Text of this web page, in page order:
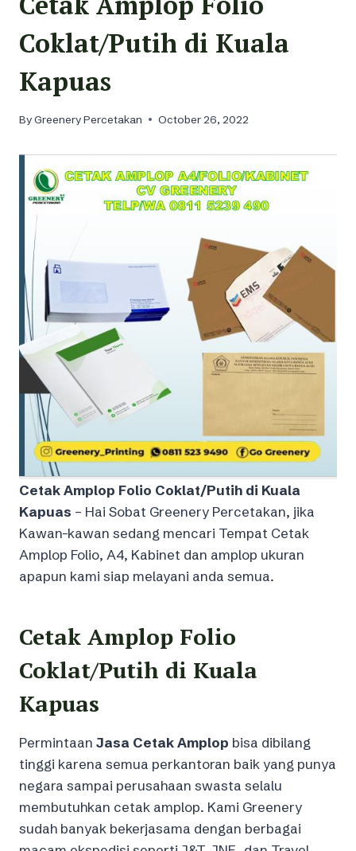
Coklat/Putih di Kuala
Kapuas
ByGreenery Percetakan October 26, 2022
Cetak Amplop Folio Coklat/Putih di Kuala
Kapuas – Hai Sobat Greenery Percetakan, jika
Kawan-kawan sedang mencari Tempat Cetak
Amplop Folio, A4, Kabinet dan amplop ukuran
apapun kami siap melayani anda semua.
Cetak Amplop Folio
Coklat/Putih di Kuala
Kapuas
Permintaan Jasa Cetak Amplop bisa dibilang
tinggi karena semua perkantoran baik yang punya
negara sampai perusahaan swasta selalu
membutuhkan cetak amplop. Kami Greenery
sudah banyak bekerjasama dengan berbagai